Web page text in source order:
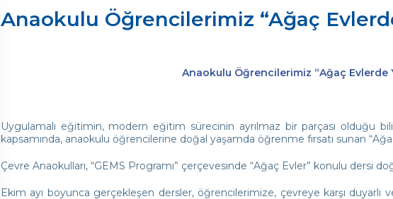
Anaokulu Öğrencilerimiz “Ağaç
Anaokulu Öğrencilerimiz “Ağaç Evlerde
Uygulamalı eğitimin, modern eğitim sürecinin ayrılmaz bir parçası olduğu
kapsamında, anaokulu öğrencilerine doğal yaşamda öğrenme fırsatı sunan
Çevre Anaokulları, “GEMS Programı” çerçevesinde “Ağaç Evler” konulu dersi
Ekim ayı boyunca gerçekleşen dersler, öğrencilerimize, çevreye karşı